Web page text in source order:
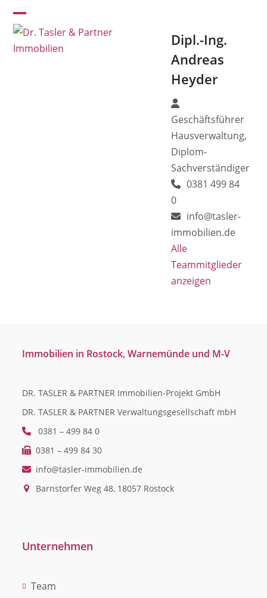
content
Open
mobile
menu
Close
mobile
menu
Dipl.-Ing.
Andreas
Heyder
Geschäftsführer
Hausverwaltung,
Diplom-
Sachverständiger
0381 499 84
0
info@tasler-
immobilien.de
Alle
Teammitglieder
anzeigen
Immobilien in Rostock, Warnemünde und M-V
DR. TASLER & PARTNER Immobilien-Projekt GmbH
DR. TASLER & PARTNER Verwaltungsgesellschaft mbH
0381 – 499 84 0
0381 – 499 84 30
info@tasler-immobilien.de
Barnstorfer Weg 48, 18057 Rostock
Unternehmen
Team